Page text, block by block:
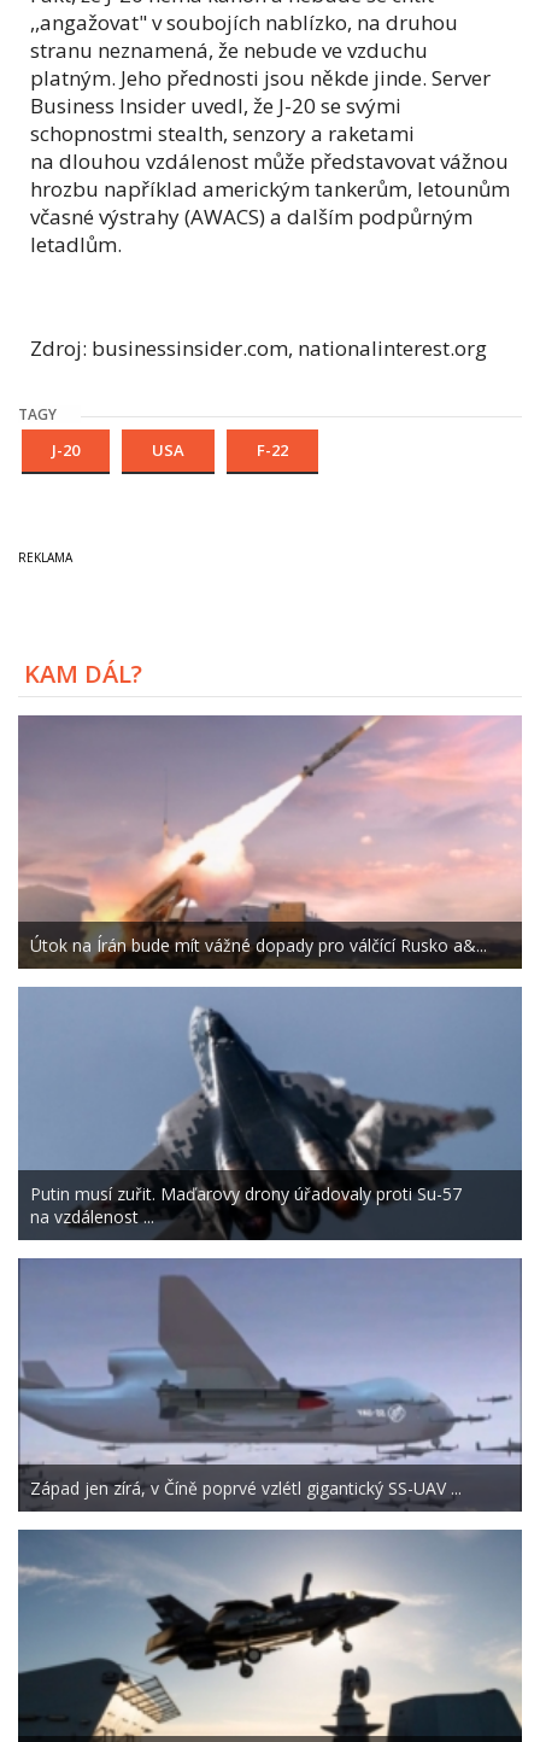
,,angažovat" v soubojích nablízko, na druhou
stranu neznamená, že nebude ve vzduchu
platným. Jeho přednosti jsou někde jinde. Server
Business Insider uvedl, že J-20 se svými
schopnostmi stealth, senzory a raketami
na dlouhou vzdálenost může představovat vážnou
hrozbu například americkým tankerům, letounům
včasné výstrahy (AWACS) a dalším podpůrným
letadlům.
Zdroj: businessinsider.com, nationalinterest.org
TAGY
J-20 USA F-22
KAM DÁL?
Útok na Írán bude mít vážné dopady pro válčící Rusko a&...
Putin musí zuřit. Maďarovy drony úřadovaly proti Su-57
na vzdálenost ...
Západ jen zírá, v Číně poprvé vzlétl gigantický SS-UAV ...